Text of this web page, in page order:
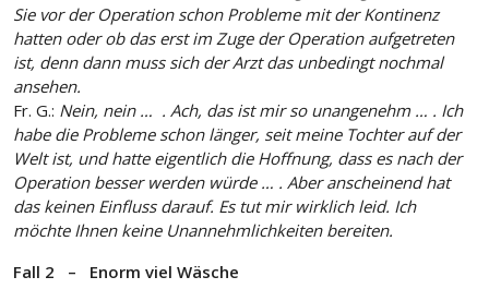
Sie vor der Operation schon Probleme mit der Kontinenz
hatten oder ob das erst im Zuge der Operation aufgetreten
ist, denn dann muss sich der Arzt das unbedingt nochmal
ansehen.
Fr. G.: Nein, nein … . Ach, das ist mir so unangenehm … . Ich
habe die Probleme schon länger, seit meine Tochter auf der
Welt ist, und hatte eigentlich die Hoffnung, dass es nach der
Operation besser werden würde … . Aber anscheinend hat
das keinen Einfluss darauf. Es tut mir wirklich leid. Ich
möchte Ihnen keine Unannehmlichkeiten bereiten.
Fall 2 – Enorm viel Wäsche